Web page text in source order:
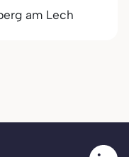
am Lech